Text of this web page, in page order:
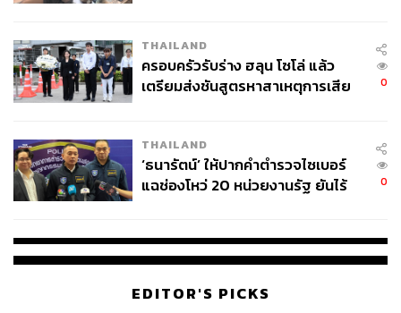
จ่ายหนี้-แอบระบุแบรนด์
THAILAND
ครอบครัวรับร่าง ฮลุน โซโล่ แล้ว
เตรียมส่งชันสูตรหาสาเหตุการเสีย
0
THAILAND
‘ธนารัตน์’ ให้ปากคำตำรวจไซเบอร์
แฉช่องโหว่ 20 หน่วยงานรัฐ ยันไร้
0
EDITOR'S PICKS